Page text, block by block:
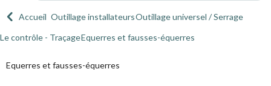
Accueil Outillage installateursOutillage universel / Serrage
Le contrôle - TraçageEquerres et fausses-équerres
Equerres et fausses-équerres